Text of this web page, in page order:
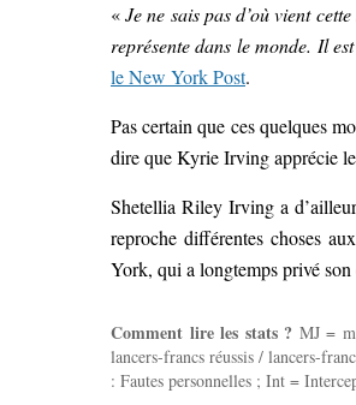
«Je ne sais pas d’où vient
représente dans le monde. Il
le New York Post.
Pas certain que ces quelques
dire que Kyrie Irving apprécie
Shetellia Riley Irving a
reproche différentes choses
York, qui a longtemps privé
Comment lire les stats ? MJ =
lancers-francs réussis / lancers-
: Fautes personnelles ; Int =